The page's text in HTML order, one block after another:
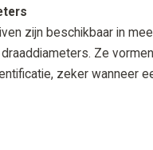
zijn beschikbaar in
Ze
zeker wanneer